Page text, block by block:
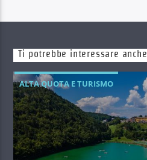
Ti potrebbe interessare anche
ALTA QUOTA E TURISMO